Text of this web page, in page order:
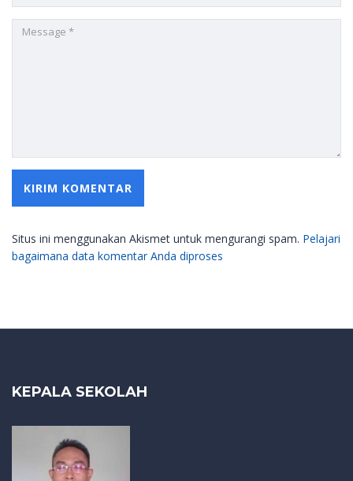
Situs ini menggunakan Akismet untuk mengurangi spam. Pelajari
bagaimana data komentar Anda diproses
KEPALA SEKOLAH